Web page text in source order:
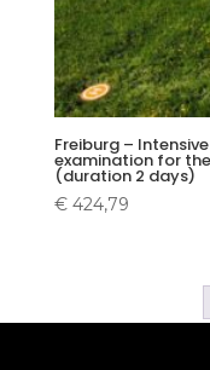
Freiburg –
examination for
(duration 2 days)
€424,79